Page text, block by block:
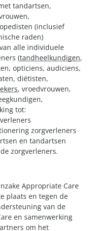
tandartsen,
(inclusief
raden)
alle individuele
(tandheelkundigen,
opticiens, audiciens,
diëtisten,
, vroedvrouwen,
tot:
zorgverleners
en tandartsen
zorgverleners.
Appropriate Care
plaats en tegen de
van de
en samenwerking
om het